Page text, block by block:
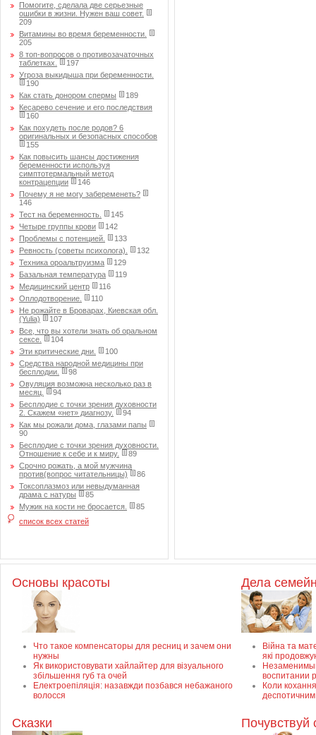
Помогите, сделала две серьезные
ошибки в жизни. Нужен ваш совет.
209
Витамины во время беременности.
205
8 топ-вопросов о противозачаточных
таблетках.
197
Угроза выкидыша при беременности.
190
Как стать донором спермы
189
Кесарево сечение и его последствия
160
Как похудеть после родов? 6
оригинальных и безопасных способов
155
Как повысить шансы достижения
беременности используя
симптотермальный метод
контрацепции
146
Почему я не могу забеременеть?
146
Тест на беременность.
145
Четыре группы крови
142
Проблемы с потенцией.
133
Ревность (советы психолога).
132
Техника ороальтруизма
129
Базальная температура
119
Медицинский центр
116
Оплодотворение.
110
Не рожайте в Броварах, Киевская обл.
(Yulia)
107
Все, что вы хотели знать об оральном
сексе.
104
Эти критические дни.
100
Средства народной медицины при
бесплодии.
98
Овуляция возможна несколько раз в
месяц.
94
Бесплодие с точки зрения духовности
2. Скажем «нет» диагнозу.
94
Как мы рожали дома, глазами папы
90
Бесплодие с точки зрения духовности.
Отношение к себе и к миру.
89
Срочно рожать, а мой мужчина
против(вопрос читательницы)
86
Токсоплазмоз или невыдуманная
драма с натуры
85
Мужик на кости не бросается.
85
список всех статей
Основы красоты
Что такое компенсаторы для ресниц и зачем они
нужны
Як використовувати хайлайтер для візуального
збільшення губ та очей
Електроепіляція: назавжди позбався небажаного
волосся
Дела
Війна та
які
воспитании
Коли
Сказки Почувствуй